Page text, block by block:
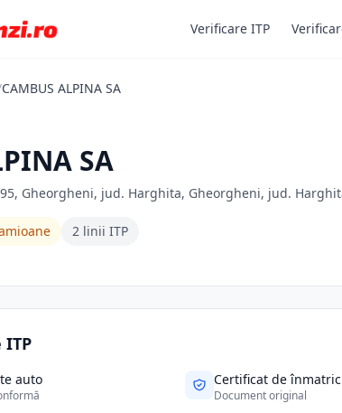
Verificare ITP
CAMBUS ALPINA SA
SA
Gheorgheni, jud. Harghita, Gheorgheni, jud.
2 linii ITP
ITP
auto Certificat de
Document original